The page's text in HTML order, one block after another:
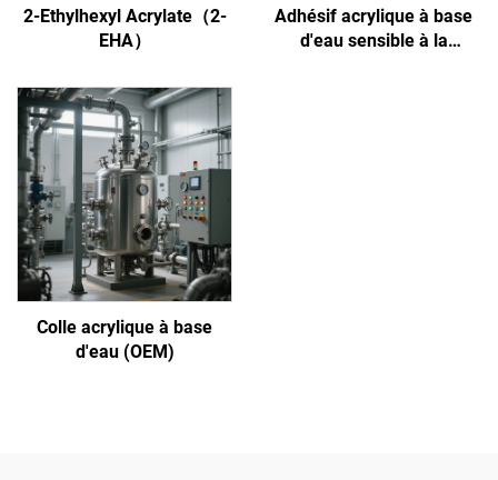
2-Ethylhexyl Acrylate（2-
EHA）
Adhésif acrylique à base
d'eau sensible à la
Colle acrylique à base
d'eau (OEM)